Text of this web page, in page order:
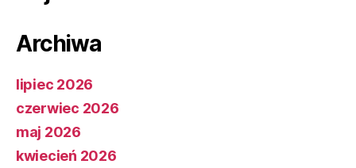
Archiwa
lipiec 2026
czerwiec 2026
maj 2026
kwiecień 2026